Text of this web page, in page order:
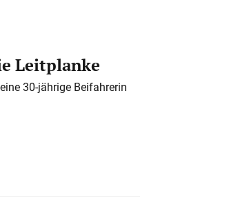
Leitplanke
30-jährige Beifahrerin